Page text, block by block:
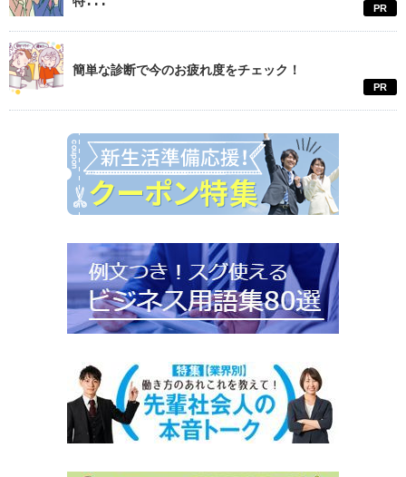
PR
簡単な診断で今のお疲れ度をチェック！
PR